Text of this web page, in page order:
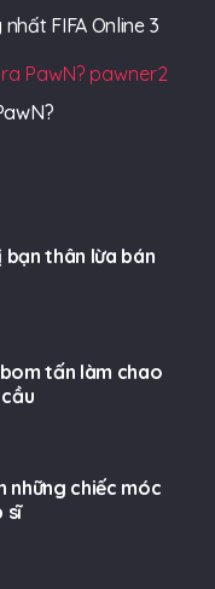
FIFA Online 3
bạn thân lừa bán
tấn làm chao
những chiếc móc
sĩ